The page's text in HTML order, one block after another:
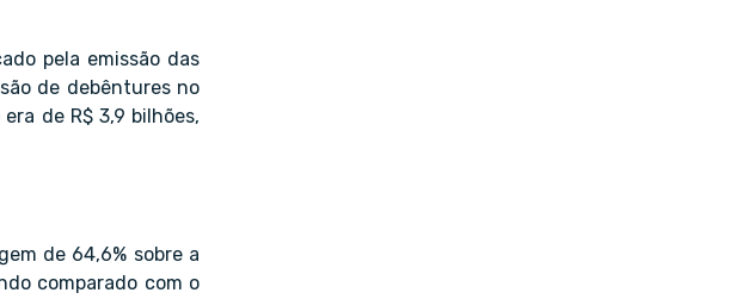
pela emissão das
de debêntures no
de R$ 3,9 bilhões,
de 64,6% sobre a
comparado com o